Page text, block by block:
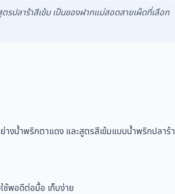
รปลาร้าสีเข้ม เป็นของฝากแม่สอดสายเผ็ดที่เลือก
งน้ำพริกตาแดง และสูตรสีเข้มแบบน้ำพริกปลาร้า
ช้พอดีต่อมื้อ เก็บง่าย